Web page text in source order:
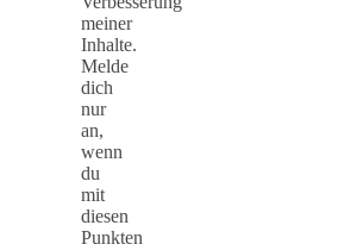
meiner
Inhalte.
Melde
dich
nur
an,
wenn
du
mit
diesen
Punkten